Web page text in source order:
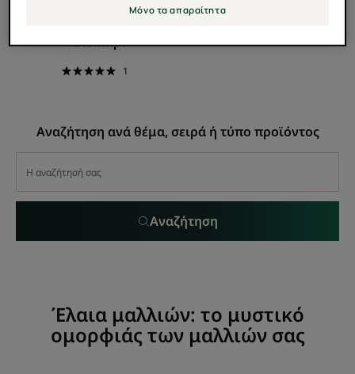
Προστατευτικό Έλαιο
Καλοκαίρι
1
Αναζήτηση ανά θέμα, σειρά ή τύπο προϊόντος
Αναζήτηση
Έλαια μαλλιών: το μυστικό
ομορφιάς των μαλλιών σας
Μόνο τα απαραίτητα